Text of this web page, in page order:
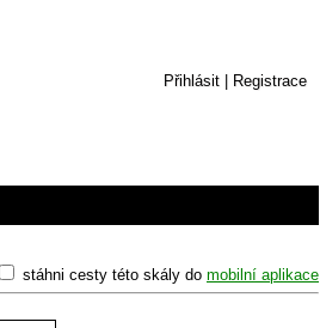
Přihlásit Registrace
stáhni cesty této skály do mobilní aplikace